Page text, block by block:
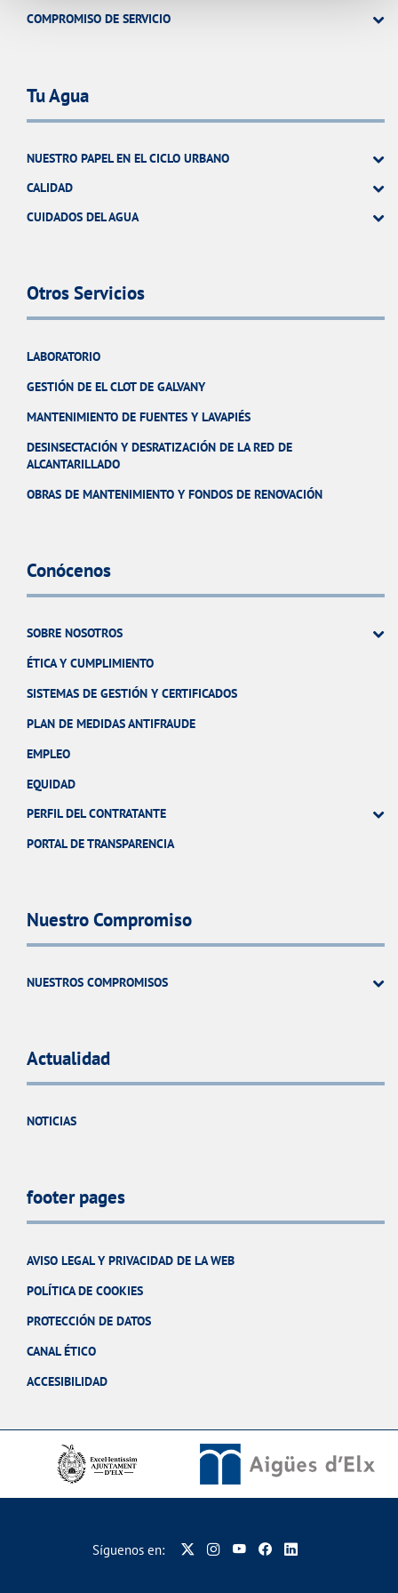
COMPROMISO DE SERVICIO
Tu Agua
NUESTRO PAPEL EN EL CICLO URBANO
CALIDAD
CUIDADOS DEL AGUA
Otros Servicios
LABORATORIO
GESTIÓN DE EL CLOT DE GALVANY
MANTENIMIENTO DE FUENTES Y LAVAPIÉS
DESINSECTACIÓN Y DESRATIZACIÓN DE LA RED DE
ALCANTARILLADO
OBRAS DE MANTENIMIENTO Y FONDOS DE RENOVACIÓN
Conócenos
SOBRE NOSOTROS
ÉTICA Y CUMPLIMIENTO
SISTEMAS DE GESTIÓN Y CERTIFICADOS
PLAN DE MEDIDAS ANTIFRAUDE
EMPLEO
EQUIDAD
PERFIL DEL CONTRATANTE
PORTAL DE TRANSPARENCIA
Nuestro Compromiso
NUESTROS COMPROMISOS
Actualidad
NOTICIAS
footer pages
AVISO LEGAL Y PRIVACIDAD DE LA WEB
POLÍTICA DE COOKIES
PROTECCIÓN DE DATOS
CANAL ÉTICO
ACCESIBILIDAD
Síguenos en: